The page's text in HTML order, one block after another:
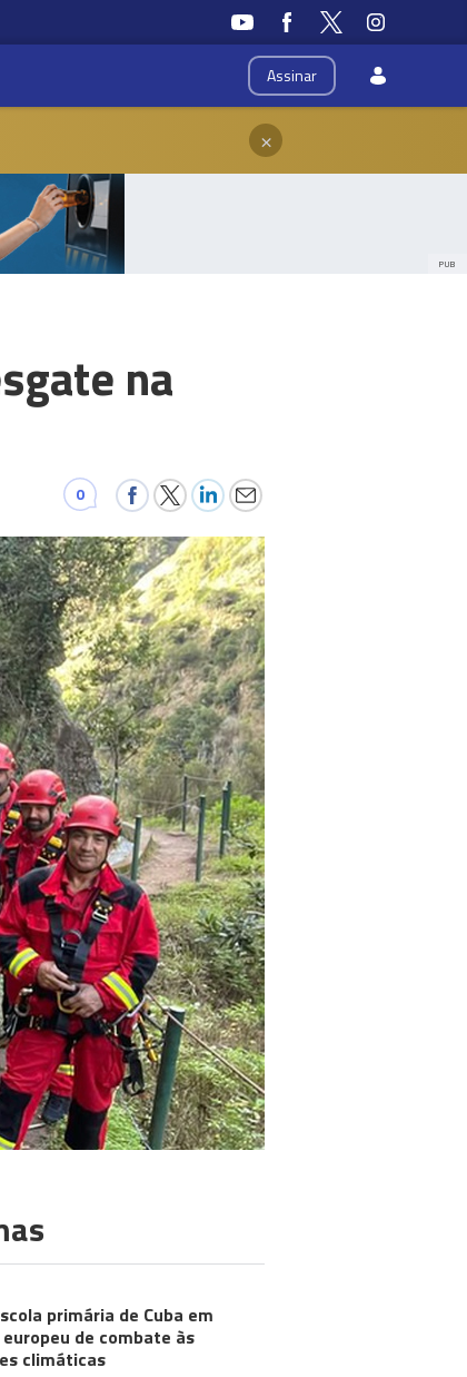
Assinar
×
PUB
na
0
primária de Cuba em
de combate às
climáticas